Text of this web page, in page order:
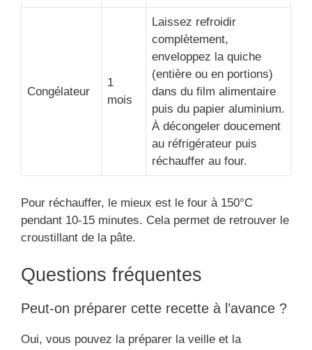
Congélateur
1
mois
Laissez refroidir
complètement,
enveloppez la quiche
(entière ou en portions)
dans du film alimentaire
puis du papier aluminium.
À décongeler doucement
au réfrigérateur puis
réchauffer au four.
Pour réchauffer, le mieux est le four à 150°C
pendant 10-15 minutes. Cela permet de retrouver le
croustillant de la pâte.
Questions fréquentes
Peut-on préparer cette recette à l’avance ?
Oui, vous pouvez la préparer la veille et la